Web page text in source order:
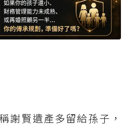
謝賢遺產多留給孫子，